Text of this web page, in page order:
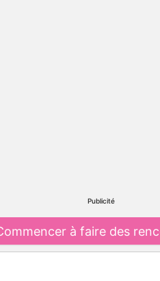
Publicité
à faire des